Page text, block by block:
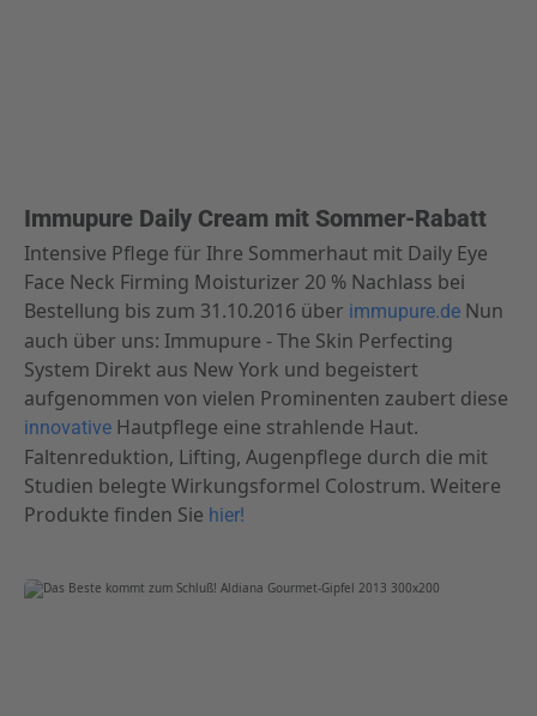
Immupure Daily Cream mit Sommer-Rabatt
Intensive Pflege für Ihre Sommerhaut mit Daily Eye
Face Neck Firming Moisturizer 20 % Nachlass bei
Bestellung bis zum 31.10.2016 über immupure.de Nun
auch über uns: Immupure - The Skin Perfecting
System Direkt aus New York und begeistert
aufgenommen von vielen Prominenten zaubert diese
innovative Hautpflege eine strahlende Haut.
Faltenreduktion, Lifting, Augenpflege durch die mit
Studien belegte Wirkungsformel Colostrum. Weitere
Produkte finden Sie hier!